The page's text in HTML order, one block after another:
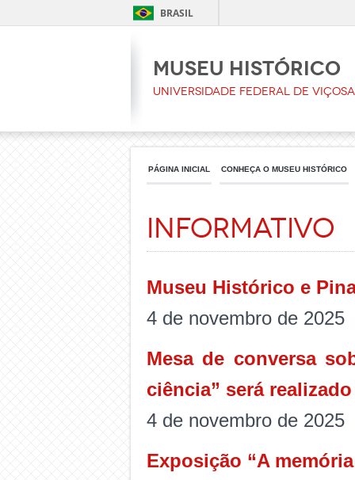
BRASIL
Museu Histórico
Universidade Federal de Viçosa
PÁGINA INICIAL CONHEÇA O MUSEU HISTÓRICO
Informativo
Museu Histórico e
4 de novembro de 2025
Mesa de conversa
ciência” será
4 de novembro de 2025
Exposição “A